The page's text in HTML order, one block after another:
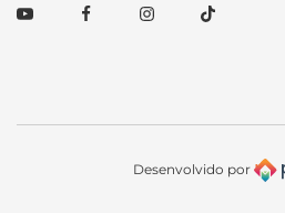
YoutubeFacebookInstagramTikTok
Desenvolvido por